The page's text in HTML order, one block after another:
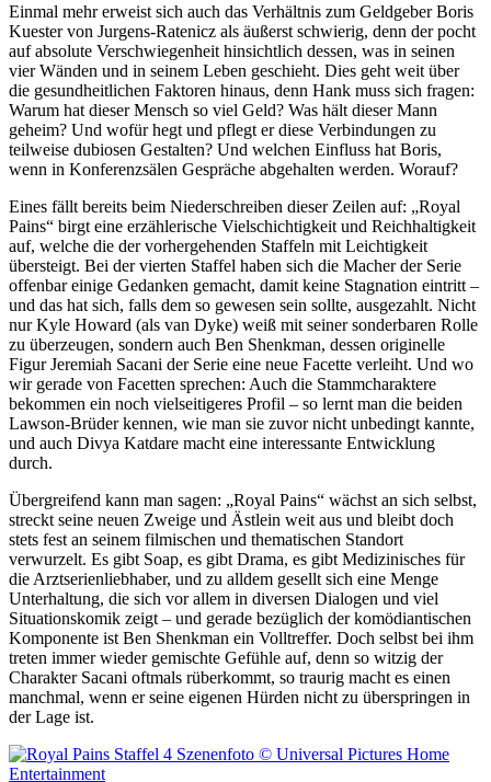
Einmal mehr erweist sich auch das Verhältnis zum Geldgeber Boris
Kuester von Jurgens-Ratenicz als äußerst schwierig, denn der pocht
auf absolute Verschwiegenheit hinsichtlich dessen, was in seinen
vier Wänden und in seinem Leben geschieht. Dies geht weit über
die gesundheitlichen Faktoren hinaus, denn Hank muss sich fragen:
Warum hat dieser Mensch so viel Geld? Was hält dieser Mann
geheim? Und wofür hegt und pflegt er diese Verbindungen zu
teilweise dubiosen Gestalten? Und welchen Einfluss hat Boris,
wenn in Konferenzsälen Gespräche abgehalten werden. Worauf?
Eines fällt bereits beim Niederschreiben dieser Zeilen auf: „Royal
Pains“ birgt eine erzählerische Vielschichtigkeit und Reichhaltigkeit
auf, welche die der vorhergehenden Staffeln mit Leichtigkeit
übersteigt. Bei der vierten Staffel haben sich die Macher der Serie
offenbar einige Gedanken gemacht, damit keine Stagnation eintritt –
und das hat sich, falls dem so gewesen sein sollte, ausgezahlt. Nicht
nur Kyle Howard (als van Dyke) weiß mit seiner sonderbaren Rolle
zu überzeugen, sondern auch Ben Shenkman, dessen originelle
Figur Jeremiah Sacani der Serie eine neue Facette verleiht. Und wo
wir gerade von Facetten sprechen: Auch die Stammcharaktere
bekommen ein noch vielseitigeres Profil – so lernt man die beiden
Lawson-Brüder kennen, wie man sie zuvor nicht unbedingt kannte,
und auch Divya Katdare macht eine interessante Entwicklung
durch.
Übergreifend kann man sagen: „Royal Pains“ wächst an sich selbst,
streckt seine neuen Zweige und Ästlein weit aus und bleibt doch
stets fest an seinem filmischen und thematischen Standort
verwurzelt. Es gibt Soap, es gibt Drama, es gibt Medizinisches für
die Arztserienliebhaber, und zu alldem gesellt sich eine Menge
Unterhaltung, die sich vor allem in diversen Dialogen und viel
Situationskomik zeigt – und gerade bezüglich der komödiantischen
Komponente ist Ben Shenkman ein Volltreffer. Doch selbst bei ihm
treten immer wieder gemischte Gefühle auf, denn so witzig der
Charakter Sacani oftmals rüberkommt, so traurig macht es einen
manchmal, wenn er seine eigenen Hürden nicht zu überspringen in
der Lage ist.